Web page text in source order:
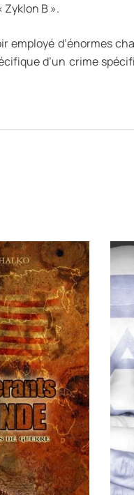
B ».
employé d’énormes
d’un crime